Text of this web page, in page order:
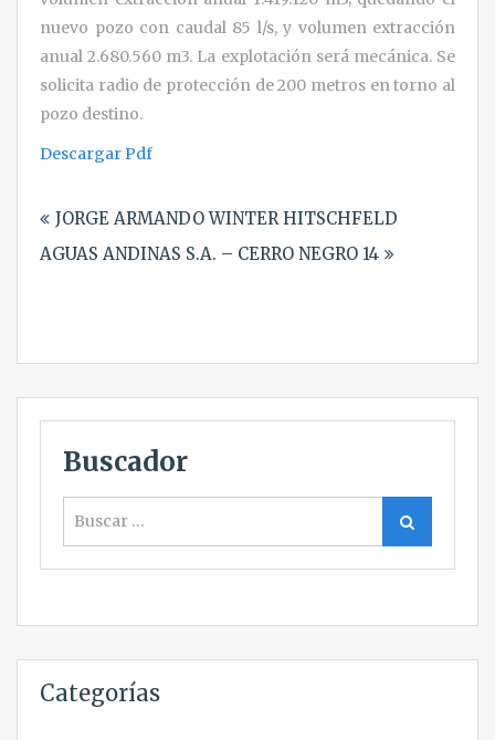
nuevo pozo con caudal 85 l/s, y volumen extracción
anual 2.680.560 m3. La explotación será mecánica. Se
solicita radio de protección de 200 metros en torno al
pozo destino.
Descargar Pdf
de
entradas
JORGE ARMANDO WINTER HITSCHFELD
AGUAS ANDINAS S.A. – CERRO NEGRO 14
Buscador
Buscar
Categorías